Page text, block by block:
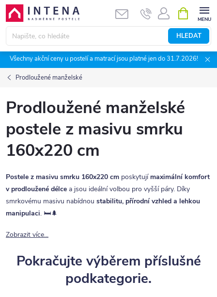
Přejít
obsah
HLEDAT
NÁKUPNÍ
KOŠÍK
Všechny akční ceny u postelí a matrací jsou platné jen do 31.7.2026!
Prodloužené manželské
Prodloužené manželské
postele z masivu smrku
160x220 cm
Postele z masivu smrku 160x220 cm poskytují maximální komfort
v prodloužené délce a jsou ideální volbou pro vyšší páry. Díky
smrkovému masivu nabídnou stabilitu, přírodní vzhled a lehkou
manipulaci. 🛏️🌲
Zobrazit více...
Pokračujte výběrem příslušné
podkategorie.